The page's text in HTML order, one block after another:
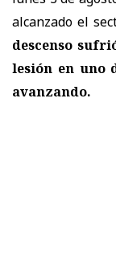
alcanzado el
descenso
lesión en uno
avanzando.